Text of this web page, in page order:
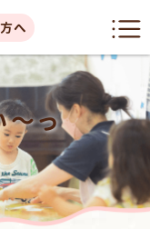
へ
～っ